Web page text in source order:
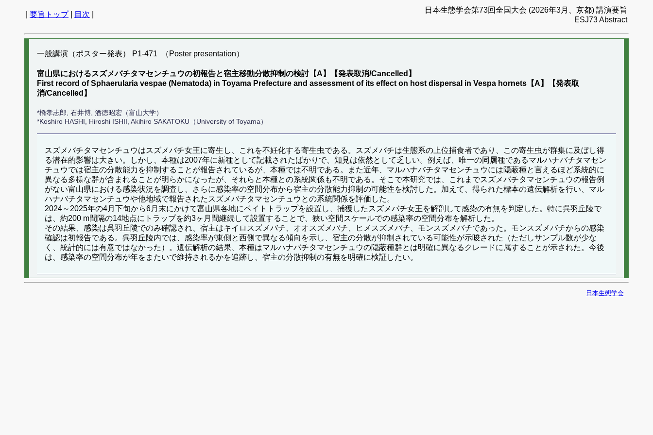
要旨トップ| 目次
日本生態学会第73回全国大会 (2026年3月、京都) 講演要旨
ESJ73 Abstract
一般講演（ポスター発表） P1-471 （Poster presentation）
富山県におけるスズメバチタマセンチュウの初報告と宿主移動分散抑制の検討【A】【発表取消/Cancelled】
First record of Sphaerularia vespae (Nematoda) in Toyama Prefecture and assessment of its effect on host dispersal in Vespa hornets【A】【発表取
消/Cancelled】
*橋孝志郎, 石井博, 酒徳昭宏（富山大学）
*Koshiro HASHI, Hiroshi ISHII, Akihiro SAKATOKU（University of Toyama）
スズメバチタマセンチュウはスズメバチ女王に寄生し、これを不妊化する寄生虫である。スズメバチは生態系の上位捕食者であり、この寄生虫が群集に及ぼし得
る潜在的影響は大きい。しかし、本種は2007年に新種として記載されたばかりで、知見は依然として乏しい。例えば、唯一の同属種であるマルハナバチタマセン
チュウでは宿主の分散能力を抑制することが報告されているが、本種では不明である。また近年、マルハナバチタマセンチュウには隠蔽種と言えるほど系統的に
異なる多様な群が含まれることが明らかになったが、それらと本種との系統関係も不明である。そこで本研究では、これまでスズメバチタマセンチュウの報告例
がない富山県における感染状況を調査し、さらに感染率の空間分布から宿主の分散能力抑制の可能性を検討した。加えて、得られた標本の遺伝解析を行い、マル
ハナバチタマセンチュウや他地域で報告されたスズメバチタマセンチュウとの系統関係を評価した。
2024～2025年の4月下旬から6月末にかけて富山県各地にベイトトラップを設置し、捕獲したスズメバチ女王を解剖して感染の有無を判定した。特に呉羽丘陵で
は、約200 m間隔の14地点にトラップを約3ヶ月間継続して設置することで、狭い空間スケールでの感染率の空間分布を解析した。
その結果、感染は呉羽丘陵でのみ確認され、宿主はキイロスズメバチ、オオスズメバチ、ヒメスズメバチ、モンスズメバチであった。モンスズメバチからの感染
確認は初報告である。呉羽丘陵内では、感染率が東側と西側で異なる傾向を示し、宿主の分散が抑制されている可能性が示唆された（ただしサンプル数が少な
く、統計的には有意ではなかった）。遺伝解析の結果、本種はマルハナバチタマセンチュウの隠蔽種群とは明確に異なるクレードに属することが示された。今後
は、感染率の空間分布が年をまたいで維持されるかを追跡し、宿主の分散抑制の有無を明確に検証したい。
日本生態学会